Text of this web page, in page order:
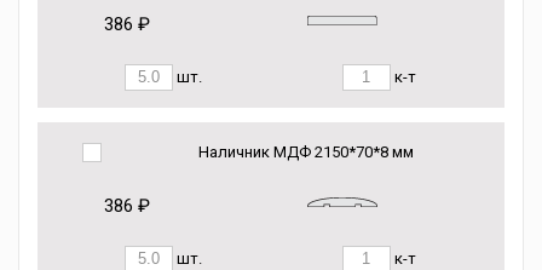
386 ₽
шт. к-т
Наличник МДФ 2150*70*8 мм
386 ₽
шт. к-т